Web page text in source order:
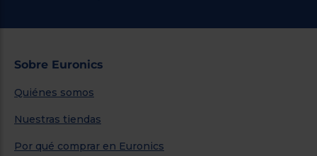
Sobre Euronics
Quiénes somos
Nuestras tiendas
Por qué comprar en Euronics